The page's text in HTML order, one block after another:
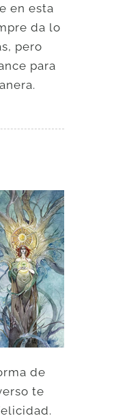
en esta
da lo
pero
para
de
te